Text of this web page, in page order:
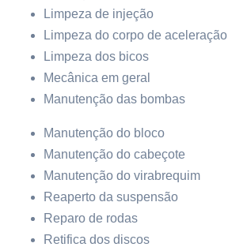
Limpeza de injeção
Limpeza do corpo de aceleração
Limpeza dos bicos
Mecânica em geral
Manutenção das bombas
Manutenção do bloco
Manutenção do cabeçote
Manutenção do virabrequim
Reaperto da suspensão
Reparo de rodas
Retifica dos discos